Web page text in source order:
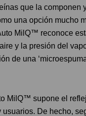
que la
una opción mucho
MilQ™ reconoce
y la presión del
de una
MilQ™ supone el
De hecho,